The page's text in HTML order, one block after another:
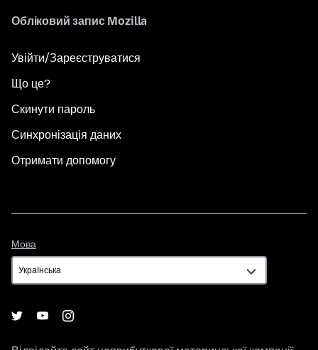
Обліковий запис Mozilla
Увійти/Зареєструватися
Що це?
Скинути пароль
Синхронізація даних
Отримати допомогу
Мова